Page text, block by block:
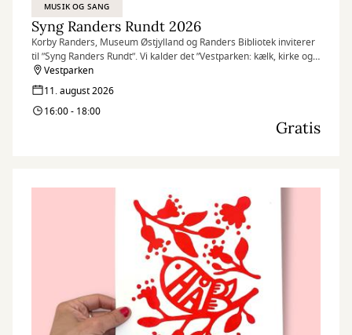
MUSIK OG SANG
Syng Randers Rundt 2026
Korby Randers, Museum Østjylland og Randers Bibliotek inviterer
til ”Syng Randers Rundt”. Vi kalder det ”Vestparken: kælk, kirke og
kampe!”
Det gælder derfor området i og omkring Vestparken med kort
afstand mellem de 10 sangstoppesteder, så man i ro og mag kan
nå rundt.
Vestparken
11. august 2026
16:00 - 18:00
Gratis